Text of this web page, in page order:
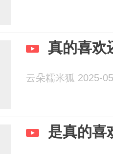
真的喜欢
云朵糯米狐 2025-
是真的喜